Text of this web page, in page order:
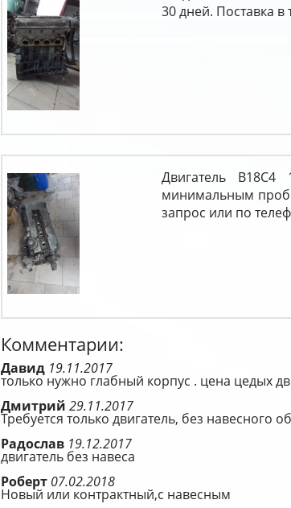
30 дней. Поставка в
Двигатель
минимальным
запрос или по
Комментарии:
Давид 19.11.2017
только нужно глабный корпус . цена цедых
Дмитрий 29.11.2017
Требуется только двигатель, без навесного
Радослав 19.12.2017
двигатель без навеса
Роберт 07.02.2018
Новый или контрактный,с навесным